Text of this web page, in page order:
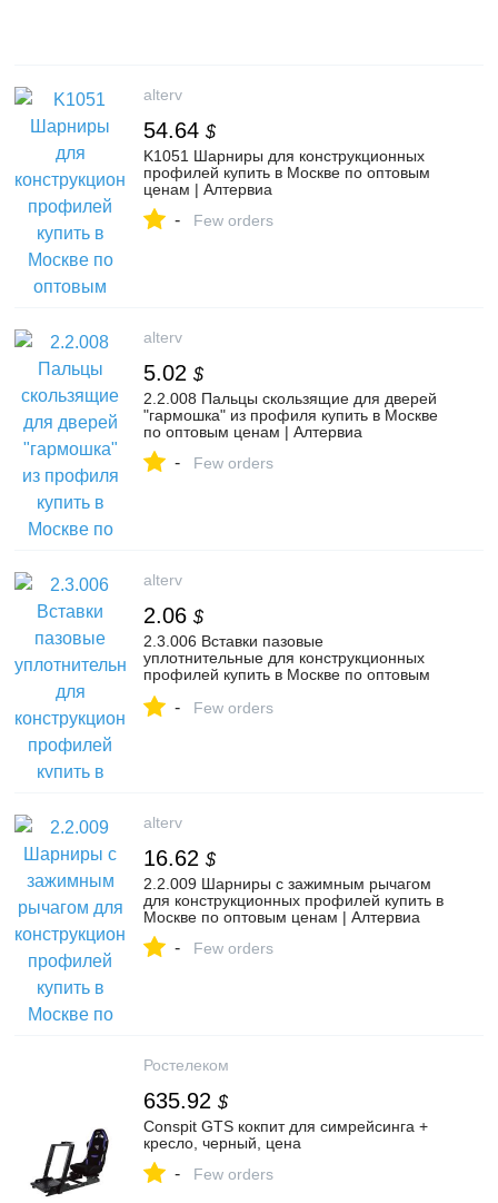
alterv
54.64 $
K1051 Шарниры для конструкционных
профилей купить в Москве по оптовым
ценам | Алтервиа
- Few orders
alterv
5.02 $
2.2.008 Пальцы скользящие для дверей
"гармошка" из профиля купить в Москве
по оптовым ценам | Алтервиа
- Few orders
alterv
2.06 $
2.3.006 Вставки пазовые
уплотнительные для конструкционных
профилей купить в Москве по оптовым
- Few orders
alterv
16.62 $
2.2.009 Шарниры с зажимным рычагом
для конструкционных профилей купить в
Москве по оптовым ценам | Алтервиа
- Few orders
Ростелеком
635.92 $
Conspit GTS кокпит для симрейсинга +
кресло, черный, цена
- Few orders